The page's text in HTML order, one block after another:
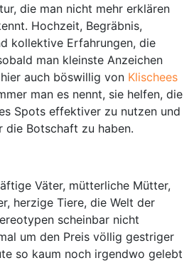
die man nicht mehr erklären
Hochzeit, Begräbnis,
kollektive Erfahrungen, die
man kleinste Anzeichen
auch böswillig von Klischees
man es nennt, sie helfen, die
Spots effektiver zu nutzen und
Botschaft zu haben.
Väter, mütterliche Mütter,
herzige Tiere, die Welt der
scheinbar nicht
um den Preis völlig gestriger
so kaum noch irgendwo gelebt